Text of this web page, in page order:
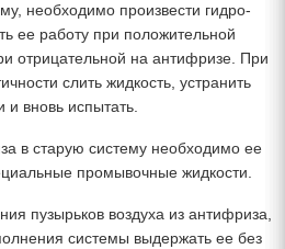
необходимо произвести гидро-
ее работу при положительной
отрицательной на антифризе. При
слить жидкость, устранить
и вновь испытать.
в старую систему необходимо ее
промывочные жидкости.
пузырьков воздуха из антифриза,
системы выдержать ее без